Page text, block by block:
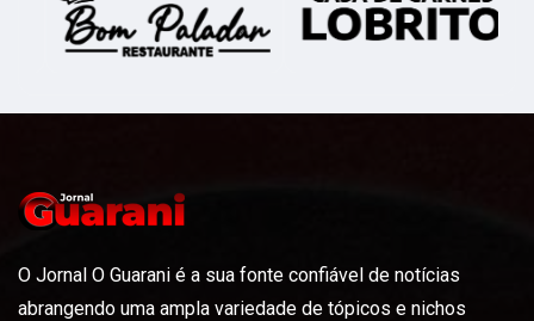
O Jornal O Guarani é a sua fonte confiável de notícias
abrangendo uma ampla variedade de tópicos e nichos